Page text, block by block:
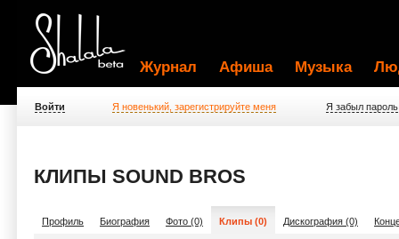
Журнал Афиша Музыка
Войти Я новенький, зарегистрируйте меня Я забыл пароль
КЛИПЫ SOUND BROS
Профиль Биография Фото (0) Клипы (0) Дискография (0)